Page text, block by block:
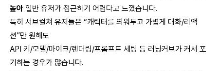
높아 일반 유저가 접근하기 어렵다고 느꼈습니다.
특히 서브컬쳐 유저들은 “캐릭터를 띄워두고 가볍게 대화/리액
션”만 원해도
API 키/모델/마이크/렌더링/프롬프트 세팅 등 러닝커브가 커서 포
기하는 경우가 많습니다.